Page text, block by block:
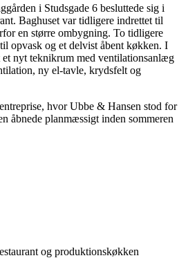
i Studsgade 6 besluttede sig i
Baghuset var tidligere indrettet til
en større ombygning. To tidligere
opvask og et delvist åbent køkken. I
nyt teknikrum med ventilationsanlæg
ny el-tavle, krydsfelt og
hvor Ubbe & Hansen stod for
åbnede planmæssigt inden sommeren
og produktionskøkken